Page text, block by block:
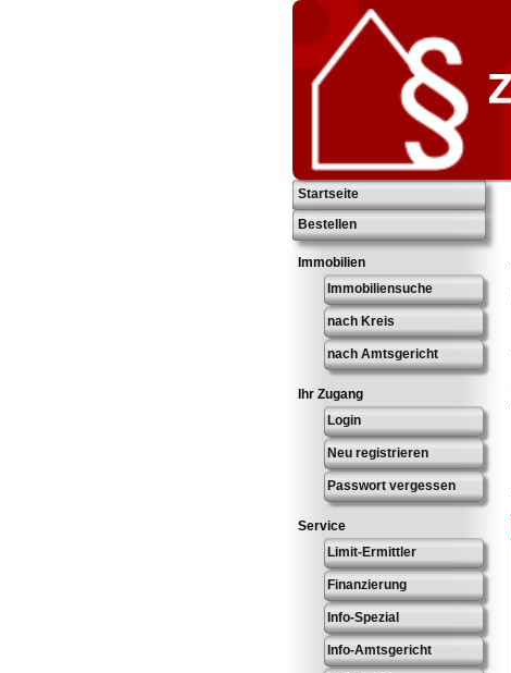
Startseite
Bestellen
Immobilien
Immobiliensuche
nach Kreis
nach Amtsgericht
Ihr Zugang
Login
Neu registrieren
Passwort vergessen
Service
Limit-Ermittler
Finanzierung
Info-Spezial
Info-Amtsgericht